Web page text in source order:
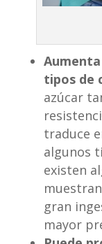
tipos de
azúcar
traduce
algunos
existen
gran
mayor